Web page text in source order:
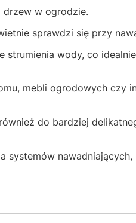
drzew w ogrodzie.
sprawdzi się przy
wody, co
mebli ogrodowych czy
do bardziej
systemów nawadniających,